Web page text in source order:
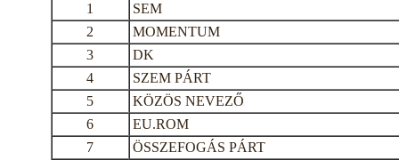
1
SEM
2
MOMENTUM
3
DK
4
SZEM PÁRT
5
KÖZÖS NEVEZŐ
6
EU.ROM
7
ÖSSZEFOGÁS PÁRT